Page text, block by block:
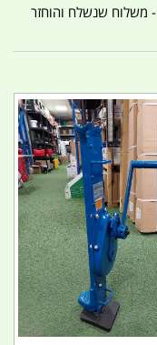
משלוח שנשלח והוחזר